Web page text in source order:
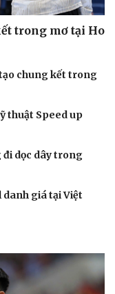
trong mơ tại Ho
chung kết trong
thuật Speed up
đi dọc dây trong
giá tại Việt